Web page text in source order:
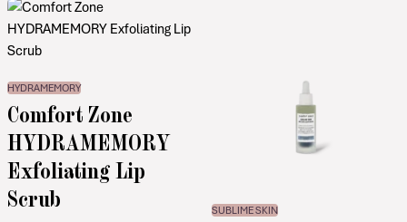
HYDRAMEMORY
Comfort Zone
HYDRAMEMORY
Exfoliating Lip
Scrub
SUBLIME SKIN